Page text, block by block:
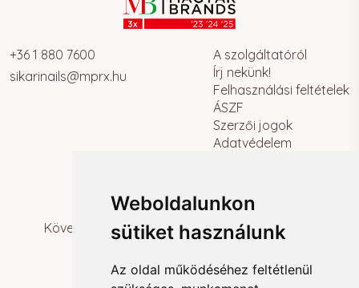
Weboldalunkon
sütiket használunk
Az oldal működéséhez feltétlenül
+36 1 880 7600
sikarinails@mprx.hu
A szolgáltatóról
Írj nekünk!
Felhasználási feltételek
ÁSZF
Szerzői jogok
Adatvédelem
Kövesd Edinát további izgalmas tartalmakért!